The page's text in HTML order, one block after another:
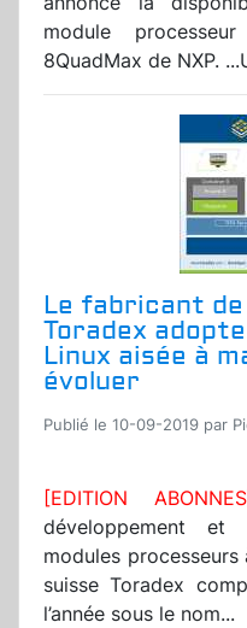
module
8QuadMax de NXP.
Le fabricant de
Toradex
Linux aisée à
évoluer
Publié le 10-09-2019 par
[EDITION
développement et
modules
suisse Toradex
l’année sous le nom...